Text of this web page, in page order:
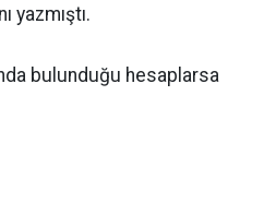
yazmıştı.
bulunduğu hesaplarsa